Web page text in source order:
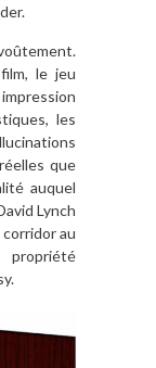
le jeu
les
que
auquel
Lynch
au